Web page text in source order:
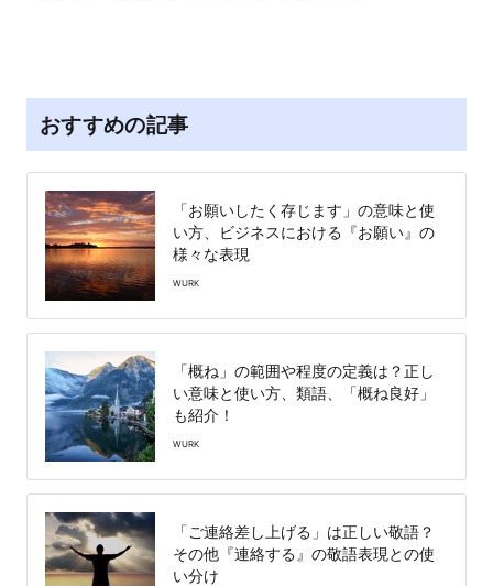
おすすめの記事
「お願いしたく存じます」の意味と使
い方、ビジネスにおける『お願い』の
様々な表現
WURK
「概ね」の範囲や程度の定義は？正し
い意味と使い方、類語、「概ね良好」
も紹介！
WURK
「ご連絡差し上げる」は正しい敬語？
その他『連絡する』の敬語表現との使
い分け